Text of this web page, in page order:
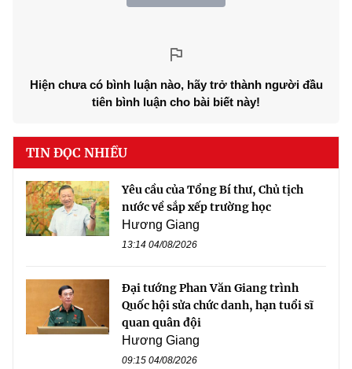
Hiện chưa có bình luận nào, hãy trở thành người đầu
tiên bình luận cho bài biết này!
TIN ĐỌC NHIỀU
Yêu cầu của Tổng Bí thư, Chủ tịch
nước về sắp xếp trường học
Hương Giang
13:14 04/08/2026
Đại tướng Phan Văn Giang trình
Quốc hội sửa chức danh, hạn tuổi sĩ
quan quân đội
Hương Giang
09:15 04/08/2026